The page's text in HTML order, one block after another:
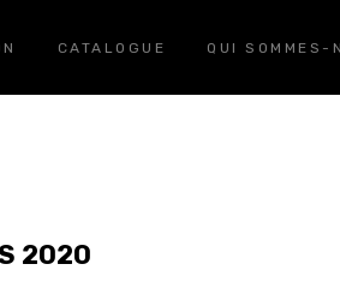
CATALOGUE QUI SOMMES-
2020